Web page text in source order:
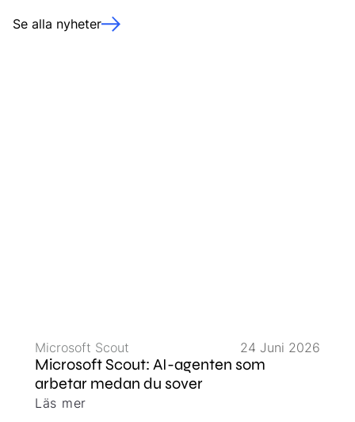
Se alla nyheter
Microsoft Scout 24 Juni 2026
Microsoft Scout: AI-agenten som
arbetar medan du sover
Läs mer